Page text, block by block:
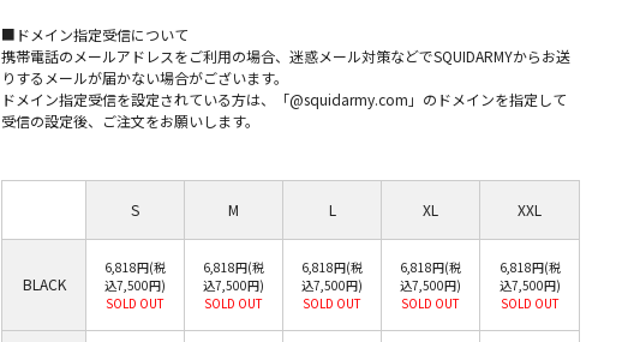
■ドメイン指定受信について
携帯電話のメールアドレスをご利用の場合、迷惑メール対策などでSQUIDARMYからお送
りするメールが届かない場合がございます。
ドメイン指定受信を設定されている方は、「@squidarmy.com」のドメインを指定して
受信の設定後、ご注文をお願いします。
S M L XL XXL
BLACK
6,818円(税
込7,500円)
SOLD OUT
6,818円(税
込7,500円)
SOLD OUT
6,818円(税
込7,500円)
SOLD OUT
6,818円(税
込7,500円)
SOLD OUT
6,818円(税
込7,500円)
SOLD OUT